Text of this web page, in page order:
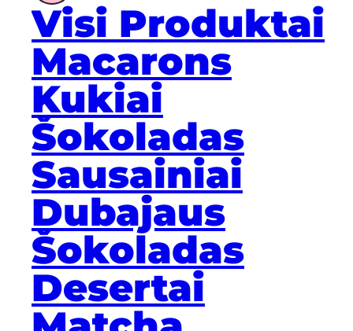
Visi Produktai
Macarons
Kukiai
Šokoladas
Sausainiai
Dubajaus
Šokoladas
Desertai